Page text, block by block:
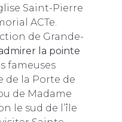
Saint-Pierre
ACTe.
de Grande-
la pointe
fameuses
de la Porte de
de Madame
le sud de l’île